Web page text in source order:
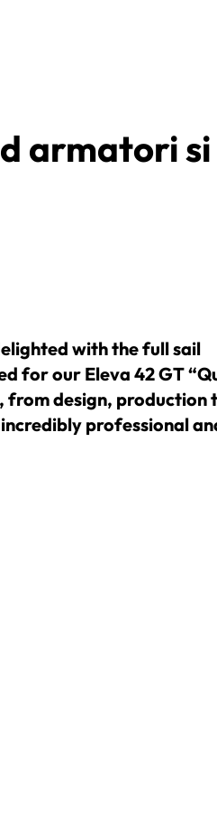
armatori
with the full sail
for our Eleva 42 GT
from design, production
professional